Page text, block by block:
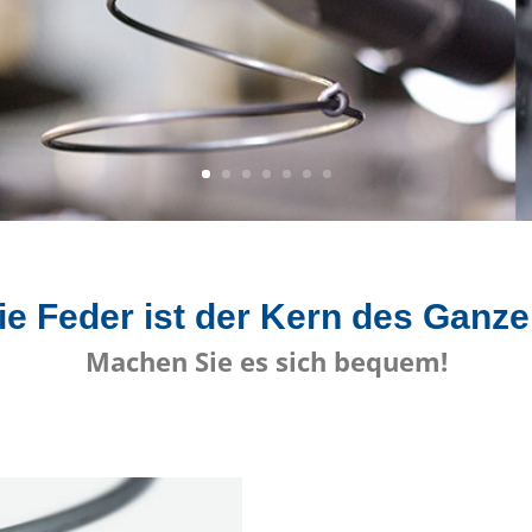
Feder ist der Kern des
Machen Sie es sich bequem!